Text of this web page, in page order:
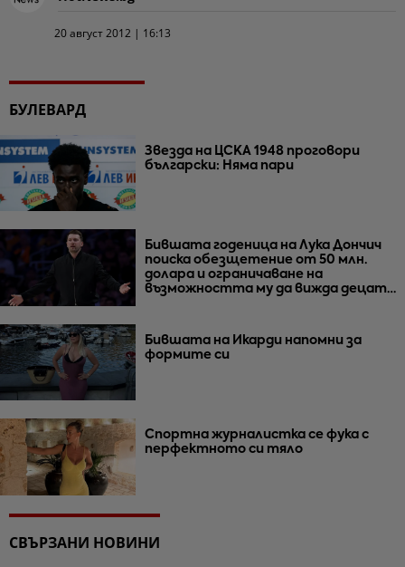
20 август 2012 | 16:13
БУЛЕВАРД
Звезда на ЦСКА 1948 проговори
български: Няма пари
Бившата годеница на Лука Дончич
поиска обезщетение от 50 млн.
долара и ограничаване на
възможността му да вижда децата
Бившата на Икарди напомни за
формите си
Спортна журналистка се фука с
перфектното си тяло
СВЪРЗАНИ НОВИНИ